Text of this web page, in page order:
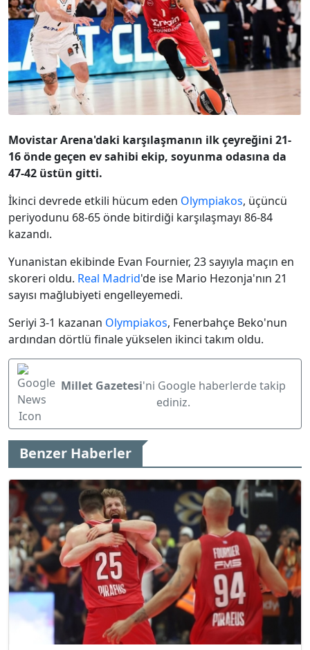
Movistar Arena'daki karşılaşmanın ilk çeyreğini 21-
16 önde geçen ev sahibi ekip, soyunma odasına da
47-42 üstün gitti.
İkinci devrede etkili hücum eden Olympiakos, üçüncü
periyodunu 68-65 önde bitirdiği karşılaşmayı 86-84
kazandı.
Yunanistan ekibinde Evan Fournier, 23 sayıyla maçın en
skoreri oldu. Real Madrid'de ise Mario Hezonja'nın 21
sayısı mağlubiyeti engelleyemedi.
Seriyi 3-1 kazanan Olympiakos, Fenerbahçe Beko'nun
ardından dörtlü finale yükselen ikinci takım oldu.
Millet Gazetesi'ni Google haberlerde takip
ediniz.
Benzer Haberler